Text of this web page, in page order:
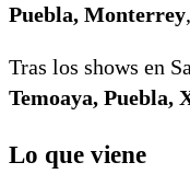
Puebla, Monterrey
Tras los shows en
Temoaya, Puebla,
Lo que viene